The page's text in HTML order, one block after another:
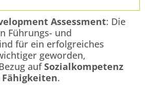
Assessment: Die
Führungs- und
für ein erfolgreiches
geworden,
aufSozialkompetenz
.